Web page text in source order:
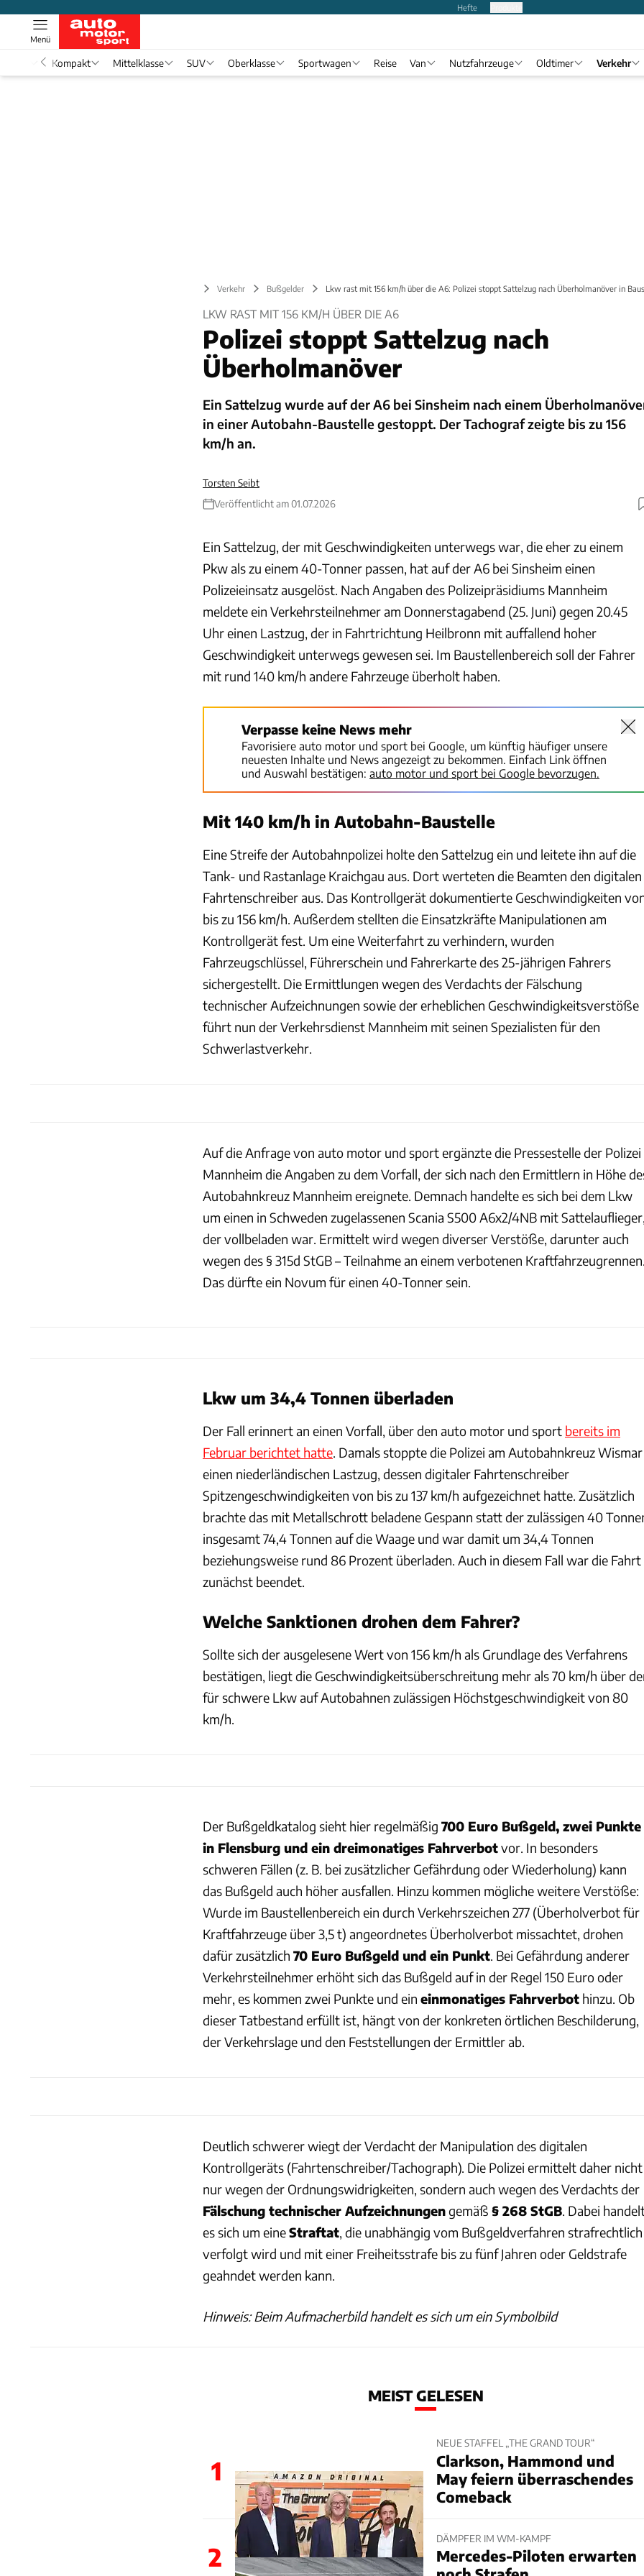
Hefte
Menü
Kompakt Mittelklasse SUV Oberklasse Sportwagen Reise Van Nutzfahrzeuge Oldtimer Verkehr
Verkehr Bußgelder Lkw rast mit 156 km/h über die A6: Polizei stoppt Sattelzug nach Überholmanöver in
LKW RAST MIT 156 KM/H ÜBER DIE A6
Polizei stoppt Sattelzug nach
Überholmanöver
Ein Sattelzug wurde auf der A6 bei Sinsheim nach einem
in einer Autobahn-Baustelle gestoppt. Der Tachograf zeigte bis zu 156
km/h an.
Torsten Seibt
Veröffentlicht am 01.07.2026
Ein Sattelzug, der mit Geschwindigkeiten unterwegs war, die eher zu einem
Pkw als zu einem 40-Tonner passen, hat auf der A6 bei Sinsheim einen
Polizeieinsatz ausgelöst. Nach Angaben des Polizeipräsidiums Mannheim
meldete ein Verkehrsteilnehmer am Donnerstagabend (25. Juni) gegen 20.45
Uhr einen Lastzug, der in Fahrtrichtung Heilbronn mit auffallend hoher
Geschwindigkeit unterwegs gewesen sei. Im Baustellenbereich soll der Fahrer
mit rund 140 km/h andere Fahrzeuge überholt haben.
Verpasse keine News mehr
Favorisiere auto motor und sport bei Google, um künftig häufiger unsere
neuesten Inhalte und News angezeigt zu bekommen. Einfach Link öffnen
und Auswahl bestätigen: auto motor und sport bei Google bevorzugen.
Mit 140 km/h in Autobahn-Baustelle
Eine Streife der Autobahnpolizei holte den Sattelzug ein und leitete ihn auf die
Tank- und Rastanlage Kraichgau aus. Dort werteten die Beamten den digitalen
Fahrtenschreiber aus. Das Kontrollgerät dokumentierte Geschwindigkeiten
bis zu 156 km/h. Außerdem stellten die Einsatzkräfte Manipulationen am
Kontrollgerät fest. Um eine Weiterfahrt zu verhindern, wurden
Fahrzeugschlüssel, Führerschein und Fahrerkarte des 25-jährigen Fahrers
sichergestellt. Die Ermittlungen wegen des Verdachts der Fälschung
technischer Aufzeichnungen sowie der erheblichen Geschwindigkeitsverstöße
führt nun der Verkehrsdienst Mannheim mit seinen Spezialisten für den
Schwerlastverkehr.
Auf die Anfrage von auto motor und sport ergänzte die Pressestelle der Polizei
Mannheim die Angaben zu dem Vorfall, der sich nach den Ermittlern in Höhe
Autobahnkreuz Mannheim ereignete. Demnach handelte es sich bei dem Lkw
um einen in Schweden zugelassenen Scania S500 A6x2/4NB mit
der vollbeladen war. Ermittelt wird wegen diverser Verstöße, darunter auch
wegen des § 315d StGB – Teilnahme an einem verbotenen
Das dürfte ein Novum für einen 40-Tonner sein.
Lkw um 34,4 Tonnen überladen
Der Fall erinnert an einen Vorfall, über den auto motor und sport bereits im
Februar berichtet hatte. Damals stoppte die Polizei am Autobahnkreuz Wismar
einen niederländischen Lastzug, dessen digitaler Fahrtenschreiber
Spitzengeschwindigkeiten von bis zu 137 km/h aufgezeichnet hatte. Zusätzlich
brachte das mit Metallschrott beladene Gespann statt der zulässigen 40
insgesamt 74,4 Tonnen auf die Waage und war damit um 34,4 Tonnen
beziehungsweise rund 86 Prozent überladen. Auch in diesem Fall war die Fahrt
zunächst beendet.
Welche Sanktionen drohen dem Fahrer?
Sollte sich der ausgelesene Wert von 156 km/h als Grundlage des Verfahrens
bestätigen, liegt die Geschwindigkeitsüberschreitung mehr als 70 km/h über
für schwere Lkw auf Autobahnen zulässigen Höchstgeschwindigkeit von 80
km/h.
Der Bußgeldkatalog sieht hier regelmäßig 700 Euro Bußgeld, zwei Punkte
in Flensburg und ein dreimonatiges Fahrverbotvor. In besonders
schweren Fällen (z. B. bei zusätzlicher Gefährdung oder Wiederholung) kann
das Bußgeld auch höher ausfallen. Hinzu kommen mögliche weitere Verstöße:
Wurde im Baustellenbereich ein durch Verkehrszeichen 277 (Überholverbot für
Kraftfahrzeuge über 3,5 t) angeordnetes Überholverbot missachtet, drohen
dafür zusätzlich 70 Euro Bußgeld und ein Punkt. Bei Gefährdung anderer
Verkehrsteilnehmer erhöht sich das Bußgeld auf in der Regel 150 Euro oder
mehr, es kommen zwei Punkte und ein einmonatiges Fahrverbot hinzu. Ob
dieser Tatbestand erfüllt ist, hängt von der konkreten örtlichen Beschilderung,
der Verkehrslage und den Feststellungen der Ermittler ab.
Deutlich schwerer wiegt der Verdacht der Manipulation des digitalen
Kontrollgeräts (Fahrtenschreiber/Tachograph). Die Polizei ermittelt daher nicht
nur wegen der Ordnungswidrigkeiten, sondern auch wegen des Verdachts der
Fälschung technischer Aufzeichnungengemäß § 268 StGB. Dabei
es sich um eineStraftat, die unabhängig vom Bußgeldverfahren strafrechtlich
verfolgt wird und mit einer Freiheitsstrafe bis zu fünf Jahren oder Geldstrafe
geahndet werden kann.
Hinweis: Beim Aufmacherbild handelt es sich um ein Symbolbild
MEIST GELESEN
1
NEUE STAFFEL „THE GRAND TOUR“
Clarkson, Hammond und
May feiern überraschendes
Comeback
2
DÄMPFER IM WM-KAMPF
Mercedes-Piloten erwarten